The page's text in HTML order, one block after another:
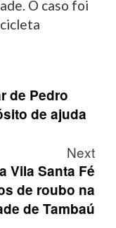
O caso foi
de Pedro
de ajuda
Next
Vila Santa Fé
de roubo na
de Tambaú